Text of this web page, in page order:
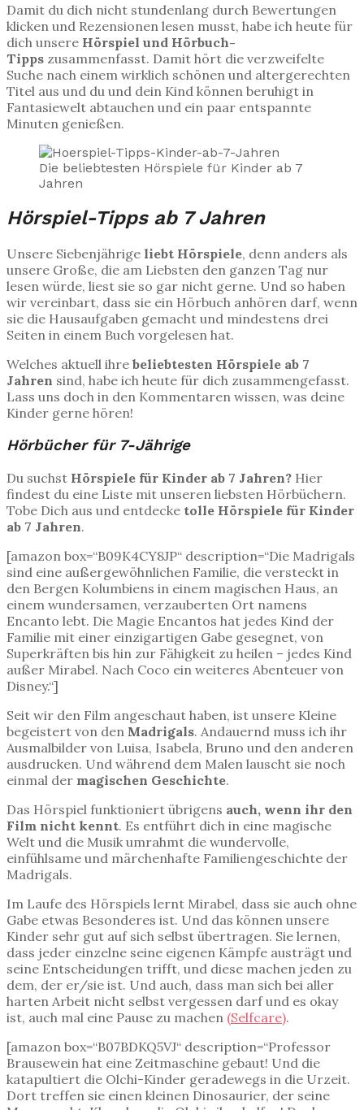
Damit du dich nicht stundenlang durch Bewertungen
klicken und Rezensionen lesen musst, habe ich heute für
dich unsere Hörspiel und Hörbuch-
Tipps zusammenfasst. Damit hört die verzweifelte
Suche nach einem wirklich schönen und altergerechten
Titel aus und du und dein Kind können beruhigt in
Fantasiewelt abtauchen und ein paar entspannte
Minuten genießen.
Die beliebtesten Hörspiele für Kinder ab 7
Jahren
Hörspiel-Tipps ab 7 Jahren
Unsere Siebenjährige liebt Hörspiele, denn anders als
unsere Große, die am Liebsten den ganzen Tag nur
lesen würde, liest sie so gar nicht gerne. Und so haben
wir vereinbart, dass sie ein Hörbuch anhören darf, wenn
sie die Hausaufgaben gemacht und mindestens drei
Seiten in einem Buch vorgelesen hat.
Welches aktuell ihre beliebtesten Hörspiele ab 7
Jahren sind, habe ich heute für dich zusammengefasst.
Lass uns doch in den Kommentaren wissen, was deine
Kinder gerne hören!
Hörbücher für 7-Jährige
Du suchst Hörspiele für Kinder ab 7 Jahren? Hier
findest du eine Liste mit unseren liebsten Hörbüchern.
Tobe Dich aus und entdecke tolle Hörspiele für Kinder
ab 7 Jahren.
[amazon box=“B09K4CY8JP“ description=“Die Madrigals
sind eine außergewöhnlichen Familie, die versteckt in
den Bergen Kolumbiens in einem magischen Haus, an
einem wundersamen, verzauberten Ort namens
Encanto lebt. Die Magie Encantos hat jedes Kind der
Familie mit einer einzigartigen Gabe gesegnet, von
Superkräften bis hin zur Fähigkeit zu heilen – jedes Kind
außer Mirabel. Nach Coco ein weiteres Abenteuer von
Disney.“]
Seit wir den Film angeschaut haben, ist unsere Kleine
begeistert von den Madrigals. Andauernd muss ich ihr
Ausmalbilder von Luisa, Isabela, Bruno und den anderen
ausdrucken. Und während dem Malen lauscht sie noch
einmal der magischen Geschichte.
Das Hörspiel funktioniert übrigens auch, wenn ihr den
Film nicht kennt. Es entführt dich in eine magische
Welt und die Musik umrahmt die wundervolle,
einfühlsame und märchenhafte Familiengeschichte der
Madrigals.
Im Laufe des Hörspiels lernt Mirabel, dass sie auch ohne
Gabe etwas Besonderes ist. Und das können unsere
Kinder sehr gut auf sich selbst übertragen. Sie lernen,
dass jeder einzelne seine eigenen Kämpfe austrägt und
seine Entscheidungen trifft, und diese machen jeden zu
dem, der er/sie ist. Und auch, dass man sich bei aller
harten Arbeit nicht selbst vergessen darf und es okay
ist, auch mal eine Pause zu machen (Selfcare).
[amazon box=“B07BDKQ5VJ“ description=“Professor
Brausewein hat eine Zeitmaschine gebaut! Und die
katapultiert die Olchi-Kinder geradewegs in die Urzeit.
Dort treffen sie einen kleinen Dinosaurier, der seine